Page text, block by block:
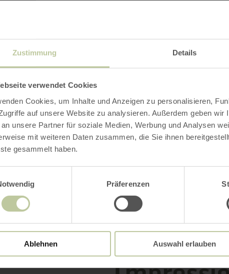
Zustimmung Details
verwendet Cookies
Cookies, um Inhalte und Anzeigen zu personalisieren,
auf unsere Website zu analysieren. Außerdem geben
unsere Partner für soziale Medien, Werbung und Analysen
mit weiteren Daten zusammen, die Sie ihnen
gesammelt haben.
Präferenzen
Ablehnen Auswahl erlauben
The European Agricultural Fund for Rural
Europe invests in rural areas within the
"Environment, Rural Development,
development program.
Ministry for the Environment, Agriculture,